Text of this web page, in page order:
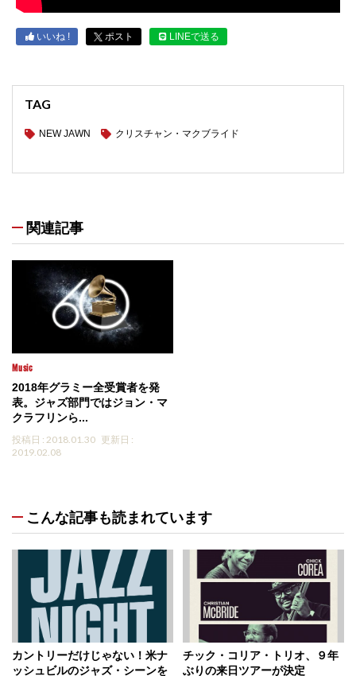
いいね ! ポスト LINEで送る
TAG
NEW JAWN クリスチャン・マクブライド
関連記事
Music
2018年グラミー全受賞者を発
表。ジャズ部門ではジョン・マ
クラフリンら...
投稿日 : 2018.01.30 更新日 :
2019.02.08
こんな記事も読まれています
カントリーだけじゃない！米ナ
ッシュビルのジャズ・シーンを
チック・コリア・トリオ、９年
ぶりの来日ツアーが決定